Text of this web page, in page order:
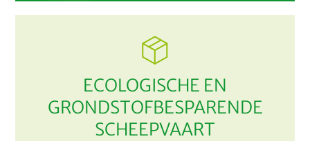
ECOLOGISCHE EN
GRONDSTOFBESPARENDE
SCHEEPVAART